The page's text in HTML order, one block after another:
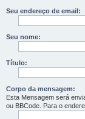
Seu endereço de email:
Seu nome:
Título:
Corpo da mensagem:
Esta Mensagem será
ou BBCode. Para o